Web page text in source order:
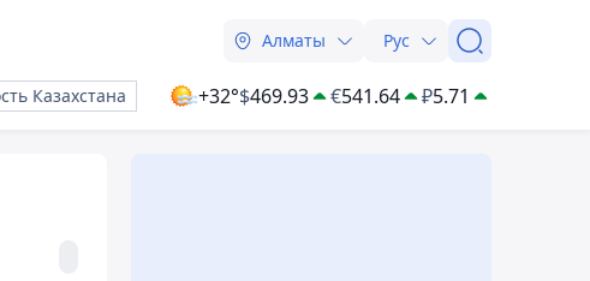
Алматы Рус
Казахстана +32°$469.93 €541.64 ₽5.71